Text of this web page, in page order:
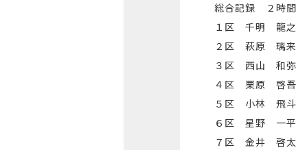
総合記録 ２時
１区 千明 龍之
２区 萩原 璃
３区 西山 和
４区 栗原 啓吾
５区 小林 飛
６区 星野 一平
７区 金井 啓